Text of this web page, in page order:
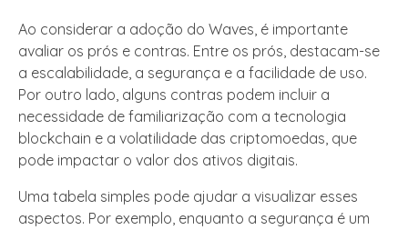
Ao considerar a adoção do Waves, é importante
avaliar os prós e contras. Entre os prós, destacam-se
a escalabilidade, a segurança e a facilidade de uso.
Por outro lado, alguns contras podem incluir a
necessidade de familiarização com a tecnologia
blockchain e a volatilidade das criptomoedas, que
pode impactar o valor dos ativos digitais.
Uma tabela simples pode ajudar a visualizar esses
aspectos. Por exemplo, enquanto a segurança é um